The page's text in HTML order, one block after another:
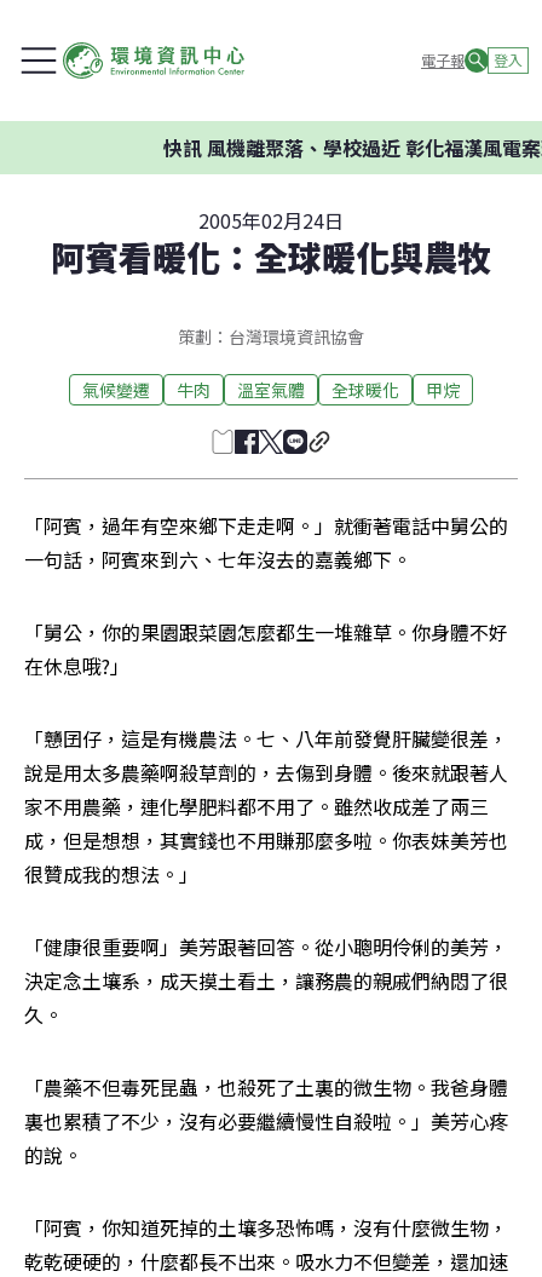
電子報 登入
快訊風機離聚落、學校過近 彰化福漢風電案
2005年02月24日
阿賓看暖化：全球暖化與農牧
策劃：台灣環境資訊協會
氣候變遷 牛肉 溫室氣體 全球暖化 甲烷
「阿賓，過年有空來鄉下走走啊。」就衝著電話中舅公的
一句話，阿賓來到六、七年沒去的嘉義鄉下。
「舅公，你的果園跟菜園怎麼都生一堆雜草。你身體不好
在休息哦?」
「戇囝仔，這是有機農法。七、八年前發覺肝臟變很差，
說是用太多農藥啊殺草劑的，去傷到身體。後來就跟著人
家不用農藥，連化學肥料都不用了。雖然收成差了兩三
成，但是想想，其實錢也不用賺那麼多啦。你表妹美芳也
很贊成我的想法。」
「健康很重要啊」美芳跟著回答。從小聰明伶俐的美芳，
決定念土壤系，成天摸土看土，讓務農的親戚們納悶了很
久。
「農藥不但毒死昆蟲，也殺死了土裏的微生物。我爸身體
裏也累積了不少，沒有必要繼續慢性自殺啦。」美芳心疼
的說。
「阿賓，你知道死掉的土壤多恐怖嗎，沒有什麼微生物，
乾乾硬硬的，什麼都長不出來。吸水力不但變差，還加速